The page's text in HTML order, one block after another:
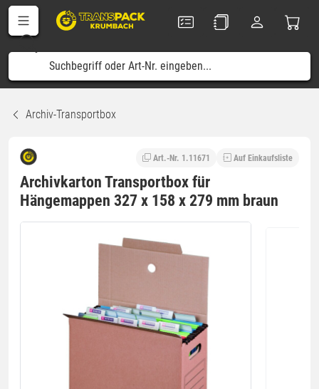
Archiv-Transportbox
Art.-Nr. 1.11671 Auf Einkaufsliste
Archivkarton Transportbox für
Hängemappen 327 x 158 x 279 mm braun